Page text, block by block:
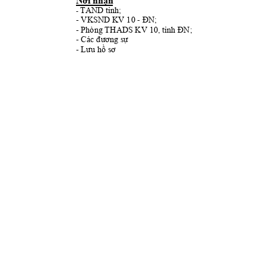
- TAND tỉnh;
- VKSND KV 10 - ĐN;
- Phòng THADS KV 10, tỉnh ĐN;
- Các đương sự
- Lưu hồ sơ